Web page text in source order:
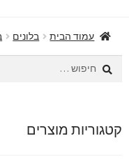
עמוד הבית בלונים
חיפוש:
קטגוריות מוצרים